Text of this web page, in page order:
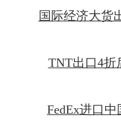
国际经济大货
TNT出口4折
FedEx进口